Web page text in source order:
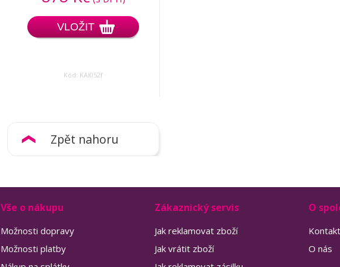
VLOŽIT
Kód: KAI052f
Zpět nahoru
Vše o nákupu
Možnosti dopravy
Možnosti platby
Zákaznický servis
Jak reklamovat zboží
Jak vrátit zboží
O
O nás